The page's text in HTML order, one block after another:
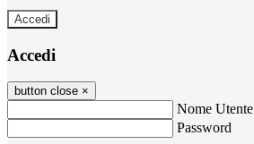
Accedi
Accedi
button close ×
Nome Utente
Password